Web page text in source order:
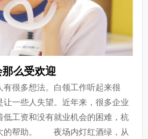
么受欢迎
很多想法。白领工作听起来很
一些人失望。近年来，很多企业
工资和没有就业机会的困难，杭
的帮助。 夜场内灯红酒绿，从